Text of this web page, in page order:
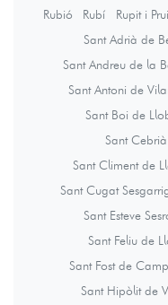
Rubió
Rubí Rupit i
Sant Adrià de
Sant Andreu de la
Sant Antoni de
Sant Boi de
Sant
Sant Climent de
Sant Cugat
Sant Esteve
Sant Feliu de
Sant Fost de
Sant Hipòlit de